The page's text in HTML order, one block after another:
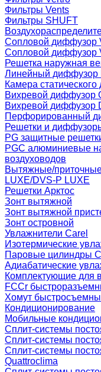
Фильтры Vents
Фильтры SHUFT
Сопловой диффузор
Сопловой диффузор
Решетка наружная
Линейный диффузор
Камера
Вихревой диффузор
Вихревой диффузор
Перфорированный
Решетки и
PG защитные
PGC алюминиевые
воздуховодов
Вытяжные/
LUXE/DVS-P LUXE
Решетки Арктос
Зонт вытяжной
Зонт вытяжной
Зонт островной
Увлажнители Carel
Изотермические
Паровые цилиндры
Адиабатические
Комплектующие для
FCCr
Хомут
Кондиционирование
Мобильные
Сплит-системы
Сплит-системы
Сплит-системы
Quattroclima